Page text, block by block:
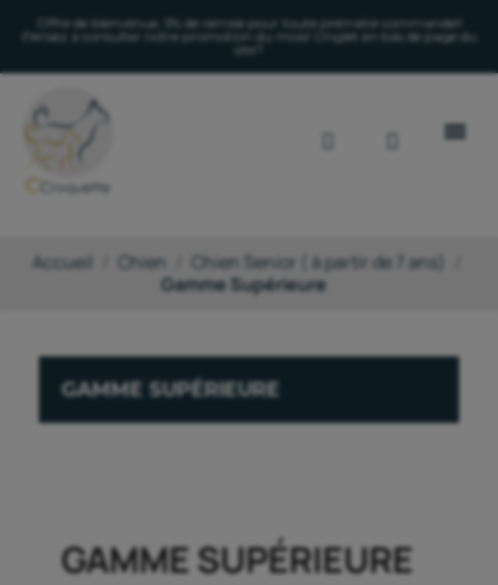
Offre de bienvenue, 5% de remise pour toute première commande!!
Pensez à consulter notre promotion du mois! Onglet en bas de page du
site?
Accueil Chien
Chien Senior ( à partir de 7 ans)
Gamme Supérieure
GAMME SUPÉRIEURE
GAMME SUPÉRIEURE